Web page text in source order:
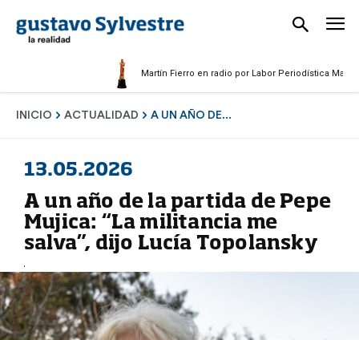
Martín Fierro en radio por Labor Periodística Masculina
INICIO ACTUALIDAD A UN AÑO DE...
13.05.2026
A un año de la partida de Pepe
Mujica: “La militancia me
salva”, dijo Lucía Topolansky